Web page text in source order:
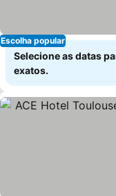
Escolha popular
Selecione as datas
exatos.